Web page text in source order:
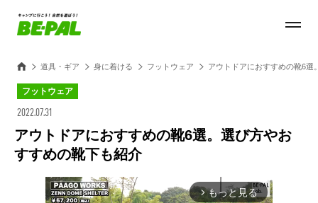
道具・ギア 身に着ける フットウェア アウトドアにおすすめの靴6選
フットウェア
2022.07.31
アウトドアにおすすめの靴6選。選び方やお
すすめの靴下も紹介
arrow_forward_ios もっと見る